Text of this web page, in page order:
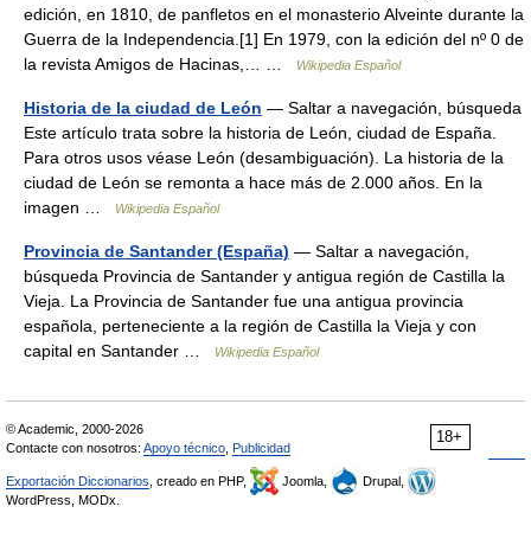
edición, en 1810, de panfletos en el monasterio Alveinte durante la
Guerra de la Independencia.[1] En 1979, con la edición del nº 0 de
la revista Amigos de Hacinas,… …
Wikipedia Español
Historia de la ciudad de León — Saltar a navegación, búsqueda
Este artículo trata sobre la historia de León, ciudad de España.
Para otros usos véase León (desambiguación). La historia de la
ciudad de León se remonta a hace más de 2.000 años. En la
imagen …
Wikipedia Español
Provincia de Santander (España) — Saltar a navegación,
búsqueda Provincia de Santander y antigua región de Castilla la
Vieja. La Provincia de Santander fue una antigua provincia
española, perteneciente a la región de Castilla la Vieja y con
capital en Santander …
Wikipedia Español
18+
© Academic, 2000-2026
Contacte con nosotros: Apoyo técnico Publicidad
Exportación Diccionarios , creado en PHP, Joomla,
Drupal,
WordPress, MODx.